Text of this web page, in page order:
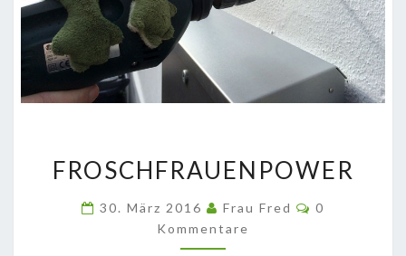
FROSCHFRAUENPOWER
30. März 2016 Frau Fred Kommentare
0
Kommentare